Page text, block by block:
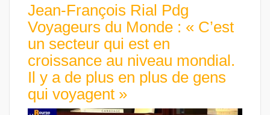
Jean-François Rial Pdg
Voyageurs du Monde : « C’est
un secteur qui est en
croissance au niveau mondial.
Il y a de plus en plus de gens
qui voyagent »